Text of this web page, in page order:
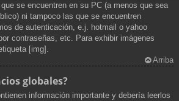
se encuentren en su PC (a menos que sea
ni tampoco las que se encuentren
de autenticación, e.j. hotmail o yahoo
contraseñas, etc. Para exhibir imágenes
[img].
Arriba
globales?
información importante y debería leerlos